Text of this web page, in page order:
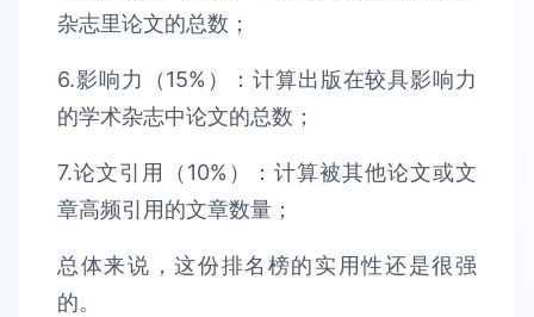
杂志里论文的总数；
6.影响力（15%）：计算出版在较具影响力
的学术杂志中论文的总数；
7.论文引用（10%）：计算被其他论文或文
章高频引用的文章数量；
总体来说，这份排名榜的实用性还是很强
的。